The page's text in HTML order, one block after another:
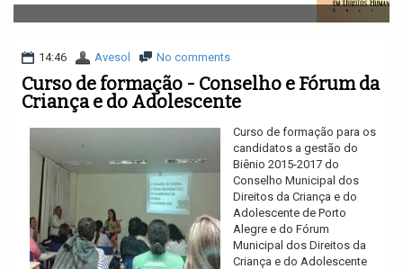
v
i
a
i
o
14:46 Avesol No comments
Curso de formação - Conselho e Fórum da
Criança e do Adolescente
Curso de formação para os
candidatos a gestão do
Biênio 2015-2017 do
Conselho Municipal dos
Direitos da Criança e do
Adolescente de Porto
Alegre e do Fórum
Municipal dos Direitos da
Criança e do Adolescente